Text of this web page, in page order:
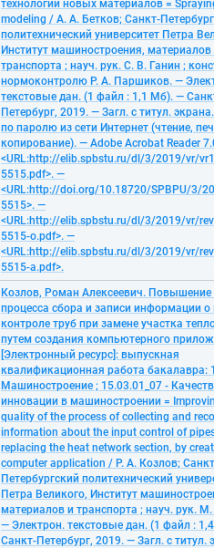
технологии новых материалов =
modeling / А. А. Бетков; Санкт-
политехнический университет Петра
Институт машиностроения, материалов
транспорта ; науч. рук. С. В. Ганин ;
нормоконтролю Р. А. Паршиков. —
текстовые дан. (1 файл : 1,1 Мб). —
Петербург, 2019. — Загл. с титул.
по паролю из сети Интернет (чтение,
копирование). — Adobe Acrobat Reader
<URL:http://elib.spbstu.ru/dl/3/2019/vr/
5515.pdf>. —
<URL:http://doi.org/10.18720/SPBPU/3/
5515>. —
<URL:http://elib.spbstu.ru/dl/3/2019/vr/
5515-o.pdf>. —
<URL:http://elib.spbstu.ru/dl/3/2019/vr/
5515-a.pdf>.
Козлов, Роман Алексеевич. Повышение
процесса сбора и записи информации
контроле труб при замене участка
путем создания компьютерного
[Электронный ресурс]: выпускная
квалификационная работа бакалавра:
Машиностроение ; 15.03.01_07 -
инновации в машиностроении =
quality of the process of collecting and
information about the input control of
replacing the heat network section, by
computer application / Р. А. Козлов;
Петербургский политехнический
Петра Великого, Институт
материалов и транспорта ; науч. рук.
— Электрон. текстовые дан. (1 файл :
Санкт-Петербург, 2019. — Загл. с титул.